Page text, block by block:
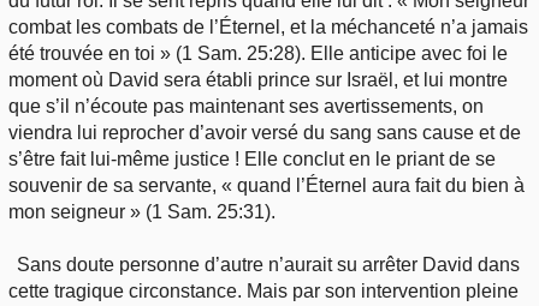
combat les combats de l’Éternel, et la méchanceté n’a jamais
été trouvée en toi » (1 Sam. 25:28). Elle anticipe avec foi le
moment où David sera établi prince sur Israël, et lui montre
que s’il n’écoute pas maintenant ses avertissements, on
viendra lui reprocher d’avoir versé du sang sans cause et de
s’être fait lui-même justice ! Elle conclut en le priant de se
souvenir de sa servante, « quand l’Éternel aura fait du bien à
mon seigneur » (1 Sam. 25:31).
Sans doute personne d’autre n’aurait su arrêter David dans
cette tragique circonstance. Mais par son intervention pleine